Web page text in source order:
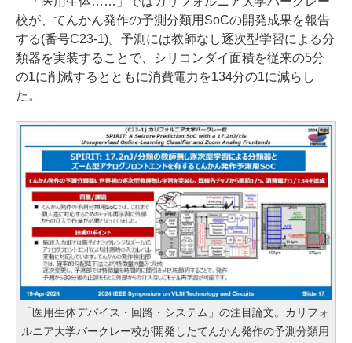
校が、てんかん発作の予測分類用SoCの開発成果を報告
する(番号C23-1)。予測には教師なし逐次型学習による分
類器を実装することで、シリコンダイ面積を従来の5分
の1に削減するとともに消費電力を134分の1に減らし
た。
「医用生体デバイス・回路・システム」の注目論文。カリフォ
ルニア大学バークレー校が開発したてんかん発作の予測分類用